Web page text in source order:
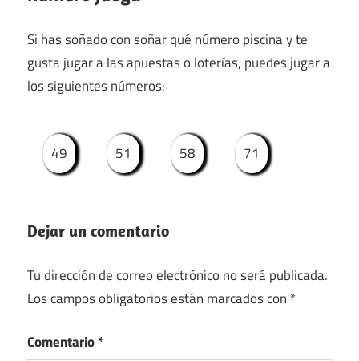
Si has soñado con soñar qué número piscina y te
gusta jugar a las apuestas o loterías, puedes jugar a
los siguientes números:
49 51 58 71
Dejar un comentario
Tu dirección de correo electrónico no será publicada.
Los campos obligatorios están marcados con *
Comentario*